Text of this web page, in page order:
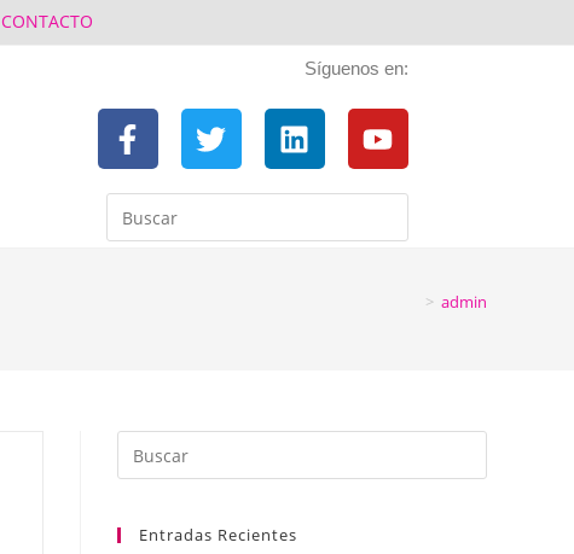
CONTACTO
Síguenos en:
> admin
Entradas Recientes